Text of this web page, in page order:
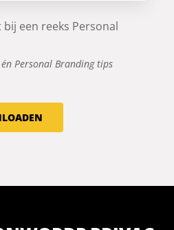
een reeks Personal
Personal Branding tips